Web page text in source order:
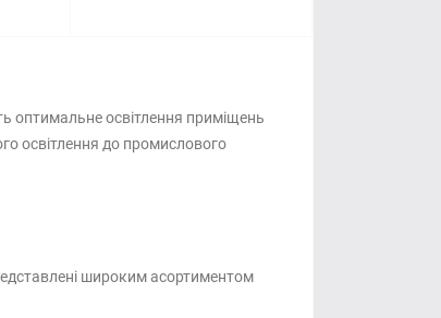
оптимальне освітлення приміщень
освітлення до промислового
широким асортиментом